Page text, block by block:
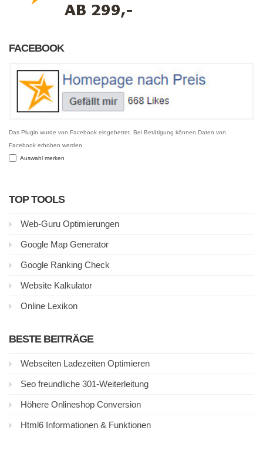
FACEBOOK
Das Plugin wurde von Facebook eingebettet. Bei Betätigung können Daten von
Facebook erhoben werden.
Auswahl merken
TOP TOOLS
Web-Guru Optimierungen
Google Map Generator
Google Ranking Check
Website Kalkulator
Online Lexikon
BESTE BEITRÄGE
Webseiten Ladezeiten Optimieren
Seo freundliche 301-Weiterleitung
Höhere Onlineshop Conversion
Html6 Informationen & Funktionen